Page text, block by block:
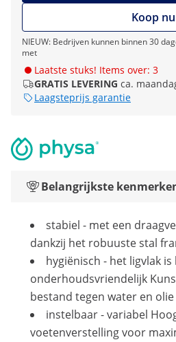
Koop nu
NIEUW: Bedrijven kunnen binnen 30
met
Laatste stuks! Items over: 3
GRATIS LEVERING ca.
Laagsteprijs garantie
Belangrijkste
stabiel - met een
dankzij het robuuste stal
hygiënisch - het ligvlak
onderhoudsvriendelijk
bestand tegen water en olie
instelbaar - variabel
voetenverstelling voor